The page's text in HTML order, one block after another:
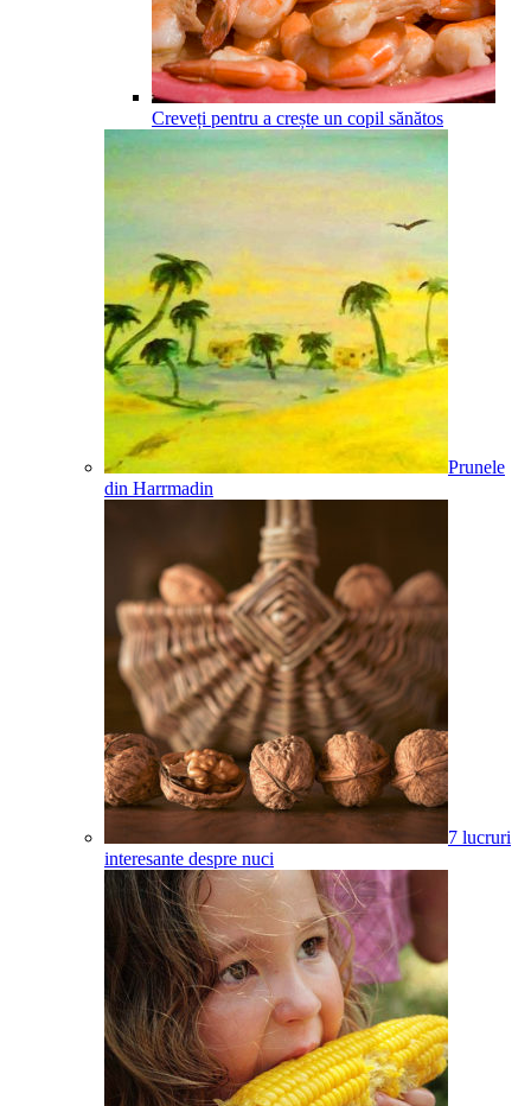
Creveți pentru a crește un copil sănătos
Prunele
din Harrmadin
7 lucruri
interesante despre nuci